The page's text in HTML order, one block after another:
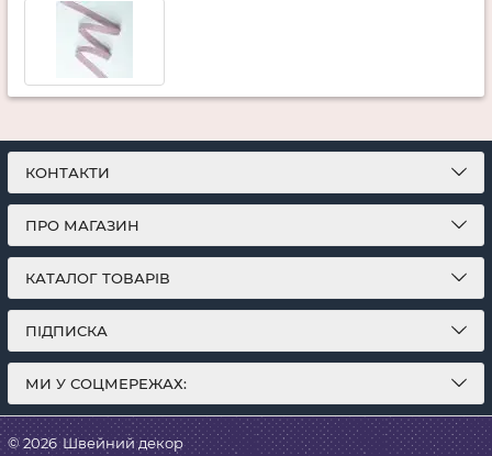
КОНТАКТИ
ПРО МАГАЗИН
КАТАЛОГ ТОВАРІВ
ПІДПИСКА
МИ У СОЦМЕРЕЖАХ:
© 2026 Швейний декор